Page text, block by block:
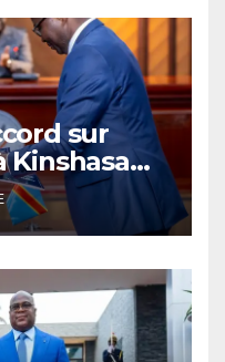
sur
Kinshasa
l’Agence
de
le
l’Afrique